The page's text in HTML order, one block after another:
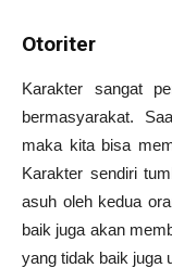
Otoriter
Karakter sangat
bermasyarakat.
maka kita bisa
Karakter sendiri
asuh oleh kedua
baik juga akan
yang tidak baik juga